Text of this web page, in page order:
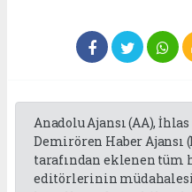
Anadolu Ajansı (AA),
Demirören Haber Ajansı
tarafından eklenen tüm
editörlerinin